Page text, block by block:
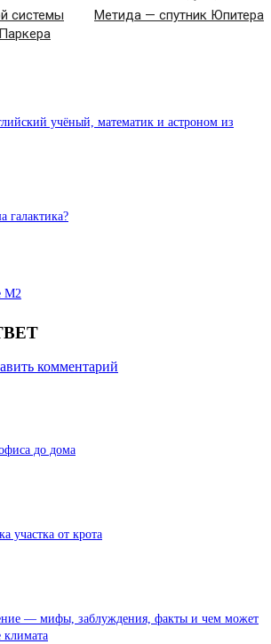
системы
Метида — спутник Юпитера
учёный, математик и астроном из
галактика?
М2
комментарий
до дома
участка от крота
— мифы, заблуждения, факты и чем может
климата